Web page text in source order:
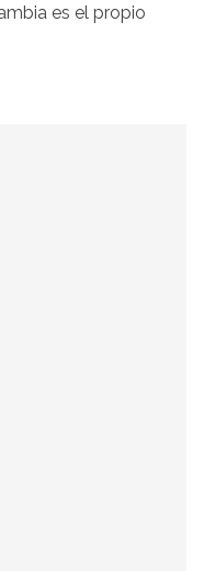
es el propio